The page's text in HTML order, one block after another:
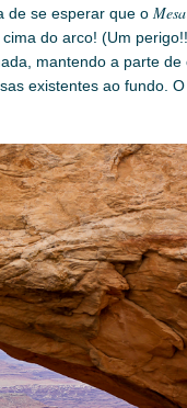
de se esperar que o
do arco! (Um
mantendo a parte
existentes ao fundo.